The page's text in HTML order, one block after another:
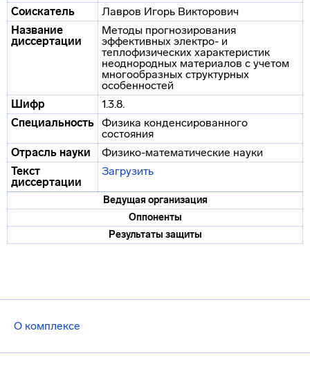
О комплексе
Соискатель
Лавров Игорь Викторович
Название
диссертации
Методы прогнозирования
эффективных электро- и
теплофизических характеристик
неоднородных материалов с учетом
многообразных структурных
особенностей
Шифр
1.3.8.
Специальность Физика конденсированного
состояния
Отрасль науки
Физико-математические науки
Текст
диссертации
Загрузить
Ведущая организация
Оппоненты
Результаты защиты